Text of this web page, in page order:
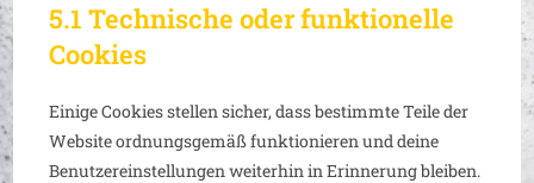
5.1 Technische oder funktionelle
Cookies
Einige Cookies stellen sicher, dass bestimmte Teile der
Website ordnungsgemäß funktionieren und deine
Benutzereinstellungen weiterhin in Erinnerung bleiben.